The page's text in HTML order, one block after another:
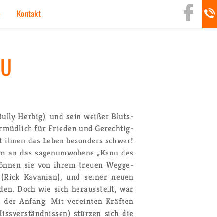
Kon­takt
Her­big), und sein wei­ßer Bluts­
für Frie­den und Ge­rech­tig­
das Leben be­son­ders schwer!
das sa­gen­um­wo­be­ne „Kanu des
sie von ihrem treu­en Weg­ge­
Ka­va­ni­an), und sei­ner neuen
Doch wie sich her­aus­stellt, war
der An­fang. Mit ver­ein­ten Kräf­ten
stür­zen sich die